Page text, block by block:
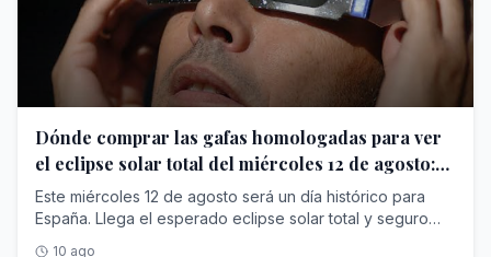
Dónde comprar las gafas homologadas para ver
el eclipse solar total del miércoles 12 de agosto:
supermercados y tiendas donde comprarlas
Este miércoles 12 de agosto será un día histórico para
España. Llega el esperado eclipse solar total y seguro
10 ago